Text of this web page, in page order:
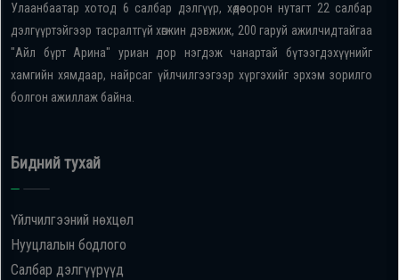
Улаанбаатар хотод 6 салбар дэлгүүр, хөдөө орон нутагт 22 салбар
дэлгүүртэйгээр тасралтгүй хөгжин дэвжиж, 200 гаруй ажилчидтайгаа
"Айл бүрт Арина" уриан дор нэгдэж чанартай бүтээгдэхүүнийг
хамгийн хямдаар, найрсаг үйлчилгээгээр хүргэхийг эрхэм зорилго
болгон ажиллаж байна.
Бидний тухай
Үйлчилгээний нөхцөл
Нууцлалын бодлого
Салбар дэлгүүрүүд